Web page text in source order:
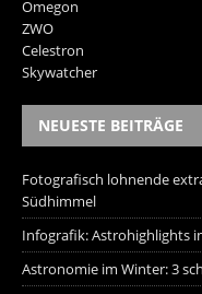
Omegon
ZWO
Celestron
Skywatcher
NEUESTE BEITRÄGE
Fotografisch lohnende
Südhimmel
Infografik: Astrohighlights
Astronomie im Winter: 3